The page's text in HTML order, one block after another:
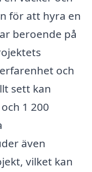
för att hyra en
beroende på
och
sett kan
1 200
även
vilket kan